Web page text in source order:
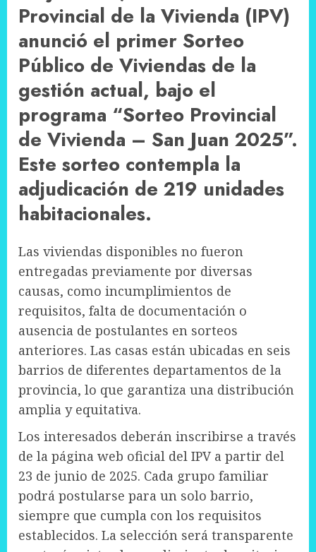
Provincial de la Vivienda (IPV)
anunció el primer Sorteo
Público de Viviendas de la
gestión actual, bajo el
programa “Sorteo Provincial
de Vivienda – San Juan 2025”.
Este sorteo contempla la
adjudicación de 219 unidades
habitacionales.
Las viviendas disponibles no fueron
entregadas previamente por diversas
causas, como incumplimientos de
requisitos, falta de documentación o
ausencia de postulantes en sorteos
anteriores. Las casas están ubicadas en seis
barrios de diferentes departamentos de la
provincia, lo que garantiza una distribución
amplia y equitativa.
Los interesados deberán inscribirse a través
de la página web oficial del IPV a partir del
23 de junio de 2025. Cada grupo familiar
podrá postularse para un solo barrio,
siempre que cumpla con los requisitos
establecidos. La selección será transparente